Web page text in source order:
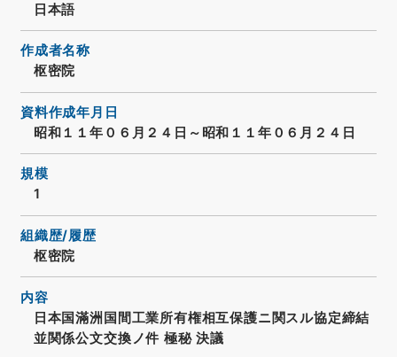
日本語
作成者名称
枢密院
資料作成年月日
昭和１１年０６月２４日～昭和１１年０６月２４日
規模
1
組織歴/履歴
枢密院
内容
日本国滿洲国間工業所有権相互保護ニ関スル協定締結
並関係公文交換ノ件 極秘 決議